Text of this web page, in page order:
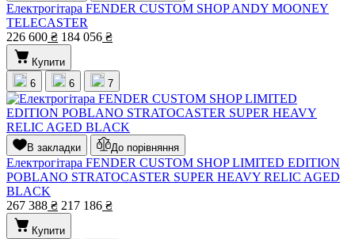
Електрогітара FENDER CUSTOM SHOP ANDY MOONEY
TELECASTER
226 600 ₴ 184 056 ₴
Купити
6
6 7
В закладки До порівняння
Електрогітара FENDER CUSTOM SHOP LIMITED EDITION
POBLANO STRATOCASTER SUPER HEAVY RELIC AGED
BLACK
267 388 ₴ 217 186 ₴
Купити